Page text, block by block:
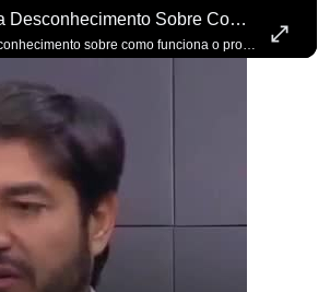
Zema Demonstra Desconhecimento Sobre Como Funciona O Processo De Mudança Das Leis. #OAntagonista